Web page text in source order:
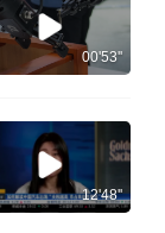
00'53''
12'48''